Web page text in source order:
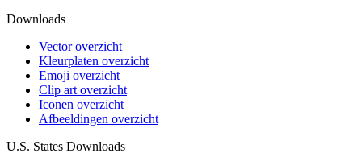
Downloads
Vector overzicht
Kleurplaten overzicht
Emoji overzicht
Clip art overzicht
Iconen overzicht
Afbeeldingen overzicht
U.S. States Downloads